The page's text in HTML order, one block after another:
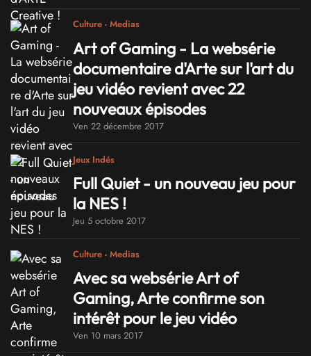
Culture - Medias
Art of Gaming - La websérie
documentaire d'Arte sur l'art du
jeu vidéo revient avec 22
nouveaux épisodes
Ven 22 décembre 2017
Jeux Indés
Full Quiet - un nouveau jeu pour
la NES !
Jeu 5 octobre 2017
Culture - Medias
Avec sa websérie Art of
Gaming, Arte confirme son
intérêt pour le jeu vidéo
Ven 10 mars 2017